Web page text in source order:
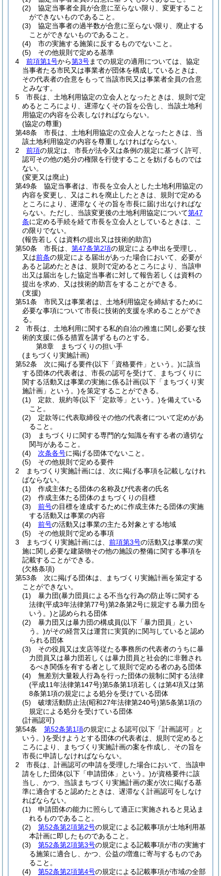
(2)
協定当事者全員が合意に至らない限り、変更すること
ができないものであること。
(3)
協定当事者の過半数が合意に至らない限り、廃止する
ことができないものであること。
(4)
市の実施する施策に反するものでないこと。
(5)
その他規則で定める基準
4
前項第1号から第3号までの規定の適用については、協定
当事者たる市民又は事業者が団体を構成しているときは、
その代表者の合意をもって当該市民又は事業者全員の合意
とみなす。
5
市長は、土地利用協定の立会人となったときは、規則で定
めるところにより、遅滞なくその旨を公告し、当該土地利
用協定の内容を公表しなければならない。
(協定の尊重)
第48条
市長は、土地利用協定の立会人となったときは、当
該土地利用協定の内容を尊重しなければならない。
2
前項の規定は、市長が法令又は条例の規定に基づく許可、
認可その他の処分の権限を行使することを妨げるものでは
ない。
(変更又は廃止)
第49条
協定当事者は、市長を立会人とした土地利用協定の
内容を変更し、又はこれを廃止したときは、規則で定める
ところにより、遅滞なくその旨を市長に届け出なければな
らない。 ただし、当該変更後の土地利用協定について第47
条に定める手続を経て市長を立会人としているときは、こ
の限りでない。
(報告若しくは資料の提出又は技術的助言)
第50条
市長は、 第47条第2項の規定による申出を受理し、
又は前条の規定による届出があった場合において、必要が
あると認めたときは、規則で定めるところにより、当該申
出又は届出をした協定当事者に対して報告若しくは資料の
提出を求め、又は技術的助言をすることができる。
(支援)
第51条
市民又は事業者は、土地利用協定を締結するために
必要な事項について市長に技術的支援を求めることができ
る。
2
市長は、土地利用に関する私的自治の推進に関し必要な技
術的支援に係る措置を講ずるものとする。
第8章
まちづくりの担い手
(まちづくり実施計画)
第52条
次に掲げる要件(以下「資格要件」という。)に該当
する団体の代表者は、市長の認可を受けて、まちづくりに
関する活動又は事業の実施に係る計画(以下「まちづくり実
施計画」という。)を策定することができる。
(1)
定款、規約等(以下「定款等」という。)を備えている
こと。
(2)
定款等に代表取締役その他の代表者について定めがあ
ること。
(3)
まちづくりに関する専門的な知識を有する者の適切な
関与があること。
(4)
次条各号に掲げる団体でないこと。
(5)
その他規則で定める要件
2
まちづくり実施計画には、次に掲げる事項を記載しなけれ
ばならない。
(1)
作成主体たる団体の名称及び代表者の氏名
(2)
作成主体たる団体のまちづくりの目標
(3)
前号の目標を達成するために作成主体たる団体の実施
する活動又は事業の内容
(4)
前号の活動又は事業の主たる対象とする地域
(5)
その他規則で定める事項
3
まちづくり実施計画には、 前項第3号の活動又は事業の実
施に関し必要な建築物その他の施設の整備に関する事項を
記載することができる。
(欠格条項)
第53条
次に掲げる団体は、まちづくり実施計画を策定する
ことができない。
(1)
暴力団(暴力団員による不当な行為の防止等に関する
法律(平成3年法律第77号)第2条第2号に規定する暴力団を
いう。)と認められる団体
(2)
暴力団又は暴力団の構成員(以下「暴力団員」とい
う。)がその経営又は運営に実質的に関与していると認め
られる団体
(3)
その役員又は支店等従たる事務所の代表者のうちに暴
力団員又は暴力団若しくは暴力団員と社会的に非難され
るべき関係を有する者として規則で定める者のある団体
(4)
無差別大量殺人行為を行った団体の規制に関する法律
(平成11年法律第147号)第5条第1項若しくは第4項又は第
8条第1項の規定による処分を受けている団体
(5)
破壊活動防止法(昭和27年法律第240号)第5条第1項の
規定による処分を受けている団体
(計画認可)
第54条
第52条第1項の規定による認可(以下「計画認可」と
いう。)を受けようとする団体の代表者は、規則で定めると
ころにより、まちづくり実施計画の案を作成し、その旨を
市長に申請しなければならない。
2
市長は、計画認可の申請を受理した場合において、当該申
請をした団体(以下「申請団体」という。)が資格要件に該
当し、かつ、当該まちづくり実施計画の案が次に掲げる基
準に適合すると認めたときは、遅滞なく計画認可をしなけ
ればならない。
(1)
申請団体の能力に照らして適正に実施されると見込ま
れるものであること。
(2)
第52条第2項第2号の規定による記載事項が土地利用基
本計画に即したものであること。
(3)
第52条第2項第3号の規定による記載事項が市の実施す
る施策に適合し、かつ、公益の増進に寄与するものであ
ること。
(4)
第52条第2項第4号の規定による記載事項が市域の全部